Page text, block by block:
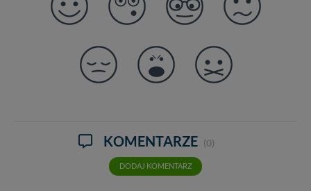
KOMENTARZE (0)
DODAJ KOMENTARZ